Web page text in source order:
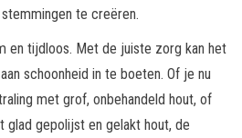
te creëren.
en tijdloos. Met de juiste zorg kan het
schoonheid in te boeten. Of je nu
met grof, onbehandeld hout, of
gepolijst en gelakt hout, de